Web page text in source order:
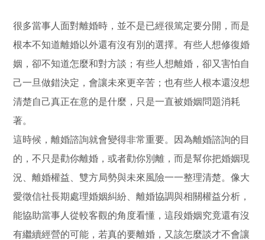
很多當事人面對離婚時，並不是已經很篤定要分開，而是
根本不知道離婚以外還有沒有別的選擇。有些人想修復婚
姻，卻不知道怎麼和對方談；有些人想離婚，卻又害怕自
己一旦做錯決定，會讓未來更辛苦；也有些人根本還沒想
清楚自己真正在意的是什麼，只是一直被婚姻問題消耗
著。
這時候，離婚諮詢就會變得非常重要。因為離婚諮詢的目
的，不只是勸你離婚，或者勸你別離，而是幫你把婚姻現
況、離婚權益、雙方局勢與未來風險一一整理清楚。像大
愛徵信社長期處理婚姻糾紛、離婚協調與相關權益分析，
能協助當事人從較客觀的角度看懂，這段婚姻究竟還有沒
有繼續經營的可能，若真的要離婚，又該怎麼談才不會讓